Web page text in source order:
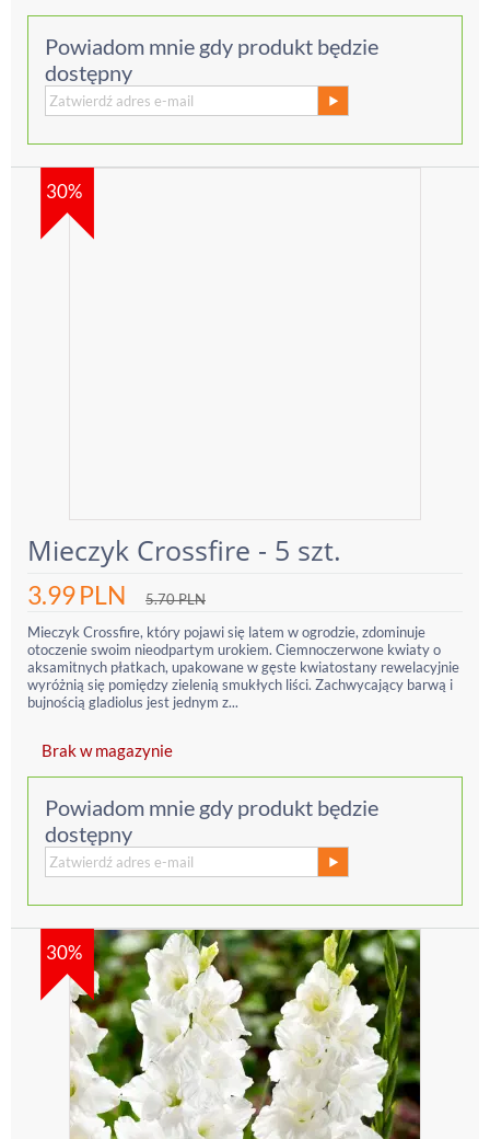
Powiadom mnie gdy produkt będzie
dostępny
30%
Mieczyk Crossfire - 5 szt.
3.99PLN 5.70PLN
Mieczyk Crossfire, który pojawi się latem w ogrodzie, zdominuje
otoczenie swoim nieodpartym urokiem. Ciemnoczerwone kwiaty o
aksamitnych płatkach, upakowane w gęste kwiatostany rewelacyjnie
wyróżnią się pomiędzy zielenią smukłych liści. Zachwycający barwą i
bujnością gladiolus jest jednym z...
Brak w magazynie
Powiadom mnie gdy produkt będzie
dostępny
30%